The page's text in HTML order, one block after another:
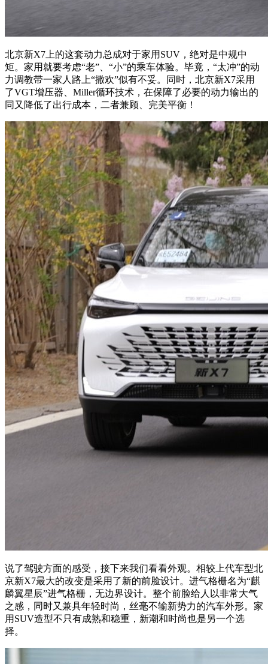
北京新X7上的这套动力总成对于家用SUV，绝对是中规中
矩。家用就要考虑“老”、“小”的乘车体验。毕竟，“太冲”的动
力调教带一家人路上“撒欢”似有不妥。同时，北京新X7采用
了VGT增压器、Miller循环技术，在保障了必要的动力输出的
同又降低了出行成本，二者兼顾、完美平衡！
说了驾驶方面的感受，接下来我们看看外观。相较上代车型北
京新X7最大的改变是采用了新的前脸设计。进气格栅名为“麒
麟翼星辰”进气格栅，无边界设计。整个前脸给人以非常大气
之感，同时又兼具年轻时尚，丝毫不输新势力的汽车外形。家
用SUV造型不只有成熟和稳重，新潮和时尚也是另一个选
择。